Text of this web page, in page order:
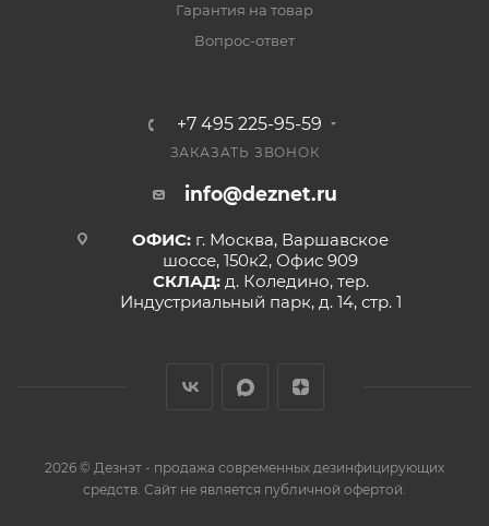
Гарантия на товар
Вопрос-ответ
+7 495 225-95-59
ЗАКАЗАТЬ ЗВОНОК
info@deznet.ru
ОФИС: г. Москва, Варшавское
шоссе, 150к2, Офис 909
СКЛАД: д. Коледино, тер.
Индустриальный парк, д. 14, стр. 1
2026 © Дезнэт - продажа современных дезинфицирующих
средств. Сайт не является публичной офертой.